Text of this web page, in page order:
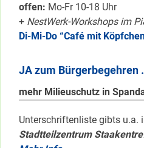
offen: Mo-Fr 10-18 Uhr
+ NestWerk-Workshops im
Di-Mi-Do “Café mit
JA zum Bürgerbegehren
mehr Milieuschutz in
Unterschriftenliste gibts u.a.
Stadtteilzentrum